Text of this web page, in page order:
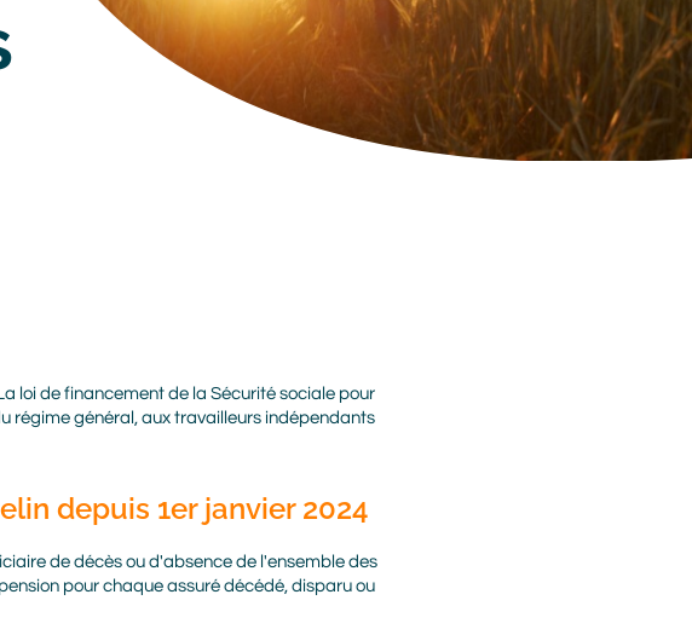
loi de financement de la Sécurité sociale pour
régime général, aux travailleurs indépendants
depuis 1er janvier 2024
de décès ou d'absence de l'ensemble des
pour chaque assuré décédé, disparu ou